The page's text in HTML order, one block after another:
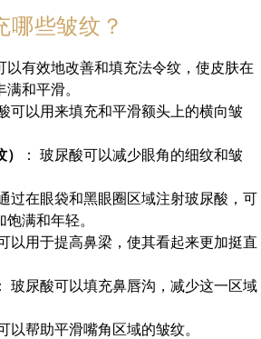
哪些皱纹？
以有效地改善和填充法令纹，使皮肤在
和平滑。
可以用来填充和平滑额头上的横向皱
： 玻尿酸可以减少眼角的细纹和皱
过在眼袋和黑眼圈区域注射玻尿酸，可
满和年轻。
以用于提高鼻梁，使其看起来更加挺直
： 玻尿酸可以填充鼻唇沟，减少这一区域
以帮助平滑嘴角区域的皱纹。